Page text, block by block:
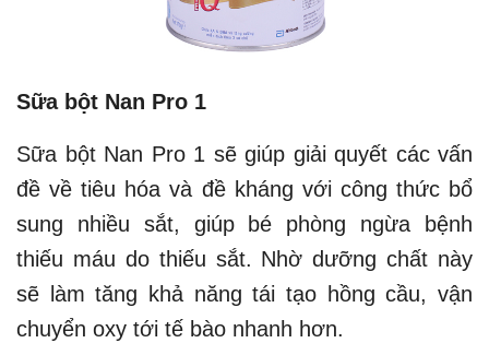
Sữa bột Nan Pro 1
Sữa bột Nan Pro 1 sẽ giúp giải quyết các vấn
đề về tiêu hóa và đề kháng với công thức bổ
sung nhiều sắt, giúp bé phòng ngừa bệnh
thiếu máu do thiếu sắt. Nhờ dưỡng chất này
sẽ làm tăng khả năng tái tạo hồng cầu, vận
chuyển oxy tới tế bào nhanh hơn.